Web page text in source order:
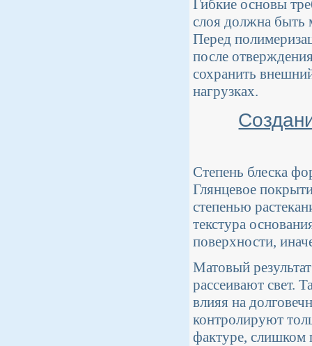
Гибкие основы
слоя должна быть
Перед
после
сохранить
нагрузках.
Степень блеска
Глянцевое
степенью
текстура
поверхности,
Матовый
рассеивают свет.
влияя на
контролируют
фактуре, слишком